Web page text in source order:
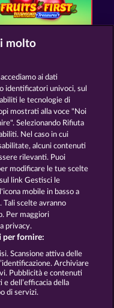
Diamond Treasures
Note legali
molto
ai dati
identificatori univoci, sul
le tecnologie di
mostrati alla voce "Noi
Selezionando Rifiuta
Nel caso in cui
alcuni contenuti
rilevanti. Puoi
modificare le tue scelte
link Gestisci le
mobile in basso a
Tali scelte avranno
Per maggiori
privacy.
per fornire:
Scansione attiva delle
Archiviare
Pubblicità e contenuti
dell’efficacia della
di servizi.